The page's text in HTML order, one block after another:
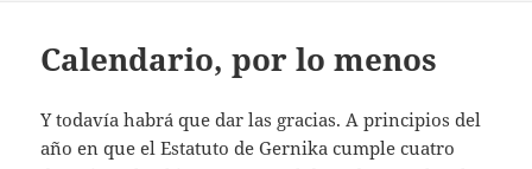
Calendario, por lo menos
Y todavía habrá que dar las gracias. A principios del
año en que el Estatuto de Gernika cumple cuatro